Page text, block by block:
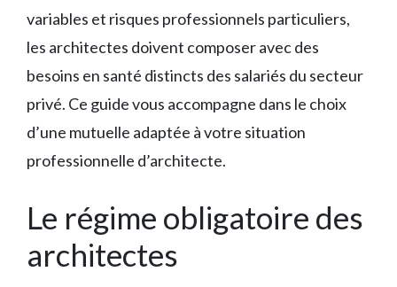
variables et risques professionnels particuliers,
les architectes doivent composer avec des
besoins en santé distincts des salariés du secteur
privé. Ce guide vous accompagne dans le choix
d’une mutuelle adaptée à votre situation
professionnelle d’architecte.
Le régime obligatoire des
architectes